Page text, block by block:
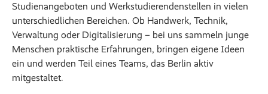
Studienangeboten und Werkstudierendenstellen in vielen
unterschiedlichen Bereichen. Ob Handwerk, Technik,
Verwaltung oder Digitalisierung – bei uns sammeln junge
Menschen praktische Erfahrungen, bringen eigene Ideen
ein und werden Teil eines Teams, das Berlin aktiv
mitgestaltet.